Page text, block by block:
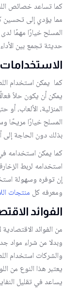
كما تساعد خصائص
مما يؤدي إلى تحسين
المسلح خيارًا مهمًا
حديثة تجمع بين
الاستخدامات
كما يمكن استخدام
يمكن أن يكون حلاً
المنزلية، الألعاب،
المسلح خيارًا مريحًا
بذلك دون الحاجة
كما يمكن استخدامه
استخدامه لربط
إن توفره وسهولة
ومعرفه كل منتجات
الفوائد
من الفوائد
وبدلا من شراء مواد
والشركات استخدام
يعتبر هذا النوع من
يساعد في تقليل